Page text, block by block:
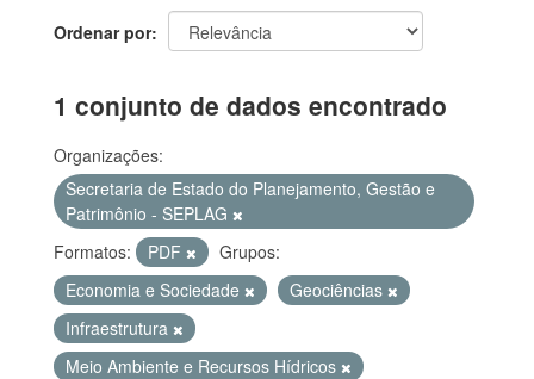
Ordenar por
1 conjunto de dados encontrado
Organizações:
Secretaria de Estado do Planejamento, Gestão e
Patrimônio - SEPLAG
Formatos:
PDF
Grupos:
Economia e Sociedade
Geociências
Infraestrutura
Meio Ambiente e Recursos Hídricos